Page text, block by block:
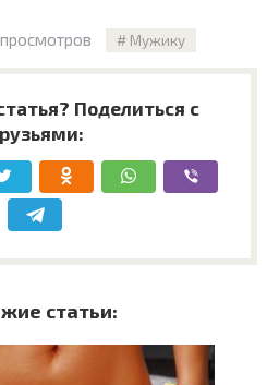
Мужику
Поделиться с
статьи: